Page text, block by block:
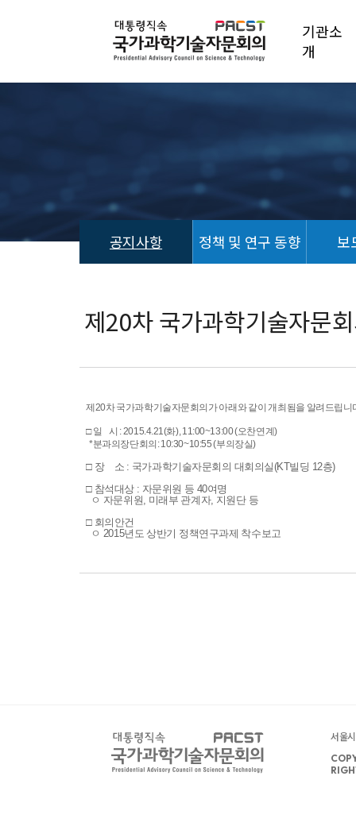
기관소
개
공지사항 정책 및 연구 동향 보
항
제20차 국가과학기술자문
제20차 국가과학기술자문회의가 아래와 같이 개최됨을 알려드립니
□ 일 시 : 2015.4.21(화), 11:00~13:00 (오찬연계)
*분과의장단회의: 10:30~10:55 (부의장실)
□ 장 소 : 국가과학기술자문회의 대회의실(KT빌딩 12층)
□ 참석대상 : 자문위원 등 40여명
ㅇ 자문위원, 미래부 관계자, 지원단 등
□ 회의안건
ㅇ 2015년도 상반기 정책연구과제 착수보고
서울